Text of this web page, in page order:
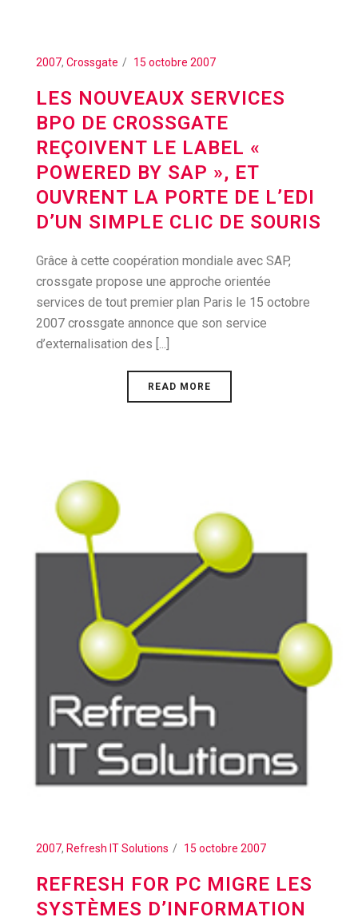
2007, Crossgate 15 octobre 2007
LES NOUVEAUX SERVICES
BPO DE CROSSGATE
REÇOIVENT LE LABEL «
POWERED BY SAP », ET
OUVRENT LA PORTE DE L’EDI
D’UN SIMPLE CLIC DE SOURIS
Grâce à cette coopération mondiale avec SAP,
crossgate propose une approche orientée
services de tout premier plan Paris le 15 octobre
2007 crossgate annonce que son service
d’externalisation des [...]
READ MORE
2007, Refresh IT Solutions 15 octobre 2007
REFRESH FOR PC MIGRE LES
SYSTÈMES D’INFORMATION